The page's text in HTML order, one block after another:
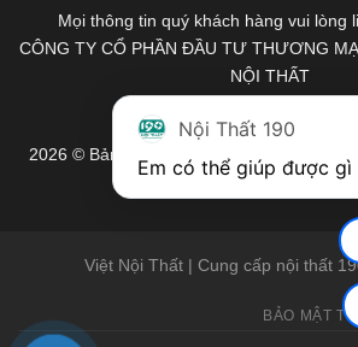
Mọi thông tin quý khách hàng vui lòng
CÔNG TY CỔ PHẦN ĐẦU TƯ THƯƠNG
NỘI THẤT
2026 © Bản quyền thuộc về Nội Thất 190.
lưu.
Việt Nội Thất | Cung cấp nội thất
BẢO MẬT
Nội Thất 190